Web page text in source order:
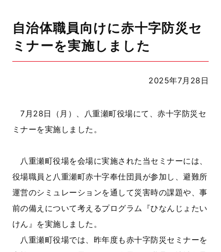
自治体職員向けに赤十字防災セ
ミナーを実施しました
2025年7月28日
7月28日（月）、八重瀬町役場にて、赤十字防災セ
ミナーを実施しました。
八重瀬町役場を会場に実施された当セミナーには、
役場職員と八重瀬町赤十字奉仕団員が参加し、避難所
運営のシミュレーションを通して災害時の課題や、事
前の備えについて考えるプログラム『ひなんじょたい
けん』を実施しました。
八重瀬町役場では、昨年度も赤十字防災セミナーを